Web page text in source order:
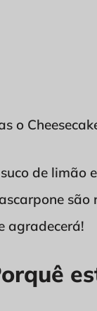
o
de limão
são
agradecerá!